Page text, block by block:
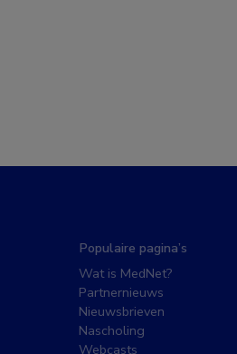
Populaire pagina’s
Wat is MedNet?
Partnernieuws
Nieuwsbrieven
Nascholing
Webcasts